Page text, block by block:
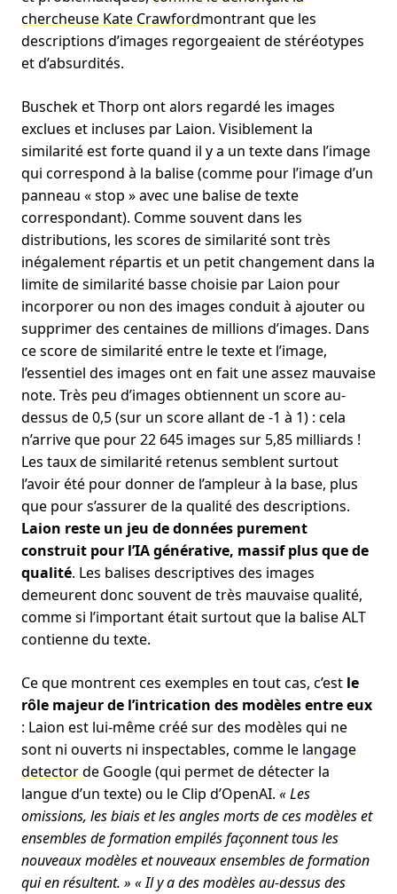
chercheuse Kate Crawfordmontrant que les
descriptions d’images regorgeaient de stéréotypes
et d’absurdités.
Buschek et Thorp ont alors regardé les images
exclues et incluses par Laion. Visiblement la
similarité est forte quand il y a un texte dans l’image
qui correspond à la balise (comme pour l’image d’un
panneau « stop » avec une balise de texte
correspondant). Comme souvent dans les
distributions, les scores de similarité sont très
inégalement répartis et un petit changement dans la
limite de similarité basse choisie par Laion pour
incorporer ou non des images conduit à ajouter ou
supprimer des centaines de millions d’images. Dans
ce score de similarité entre le texte et l’image,
l’essentiel des images ont en fait une assez mauvaise
note. Très peu d’images obtiennent un score au-
dessus de 0,5 (sur un score allant de -1 à 1) : cela
n’arrive que pour 22 645 images sur 5,85 milliards !
Les taux de similarité retenus semblent surtout
l’avoir été pour donner de l’ampleur à la base, plus
que pour s’assurer de la qualité des descriptions.
Laion reste un jeu de données purement
construit pour l’IA générative, massif plus que de
qualité. Les balises descriptives des images
demeurent donc souvent de très mauvaise qualité,
comme si l’important était surtout que la balise ALT
contienne du texte.
Ce que montrent ces exemples en tout cas, c’est le
rôle majeur de l’intrication des modèles entre eux
: Laion est lui-même créé sur des modèles qui ne
sont ni ouverts ni inspectables, comme le langage
detectorde Google (qui permet de détecter la
langue d’un texte) ou le Clip d’OpenAI. « Les
omissions, les biais et les angles morts de ces modèles et
ensembles de formation empilés façonnent tous les
nouveaux modèles et nouveaux ensembles de formation
qui en résultent. » « Il y a des modèles au-dessus des